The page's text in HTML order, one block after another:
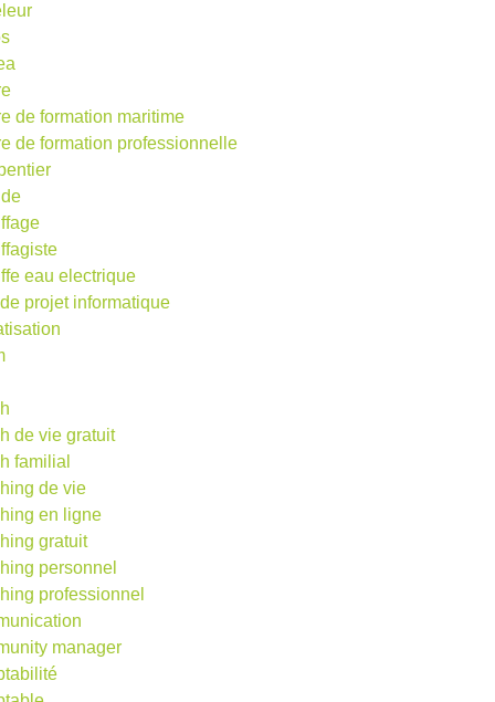
de formation maritime
de formation professionnelle
eau electrique
projet informatique
de vie gratuit
familial
de vie
en ligne
gratuit
personnel
professionnel
manager